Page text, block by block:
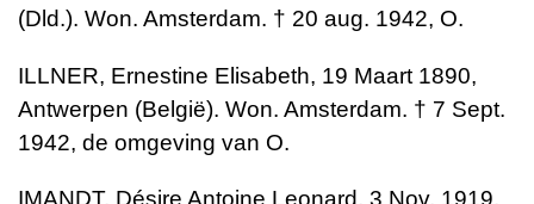
(Dld.). Won. Amsterdam. † 20 aug. 1942, O.
ILLNER, Ernestine Elisabeth, 19 Maart 1890,
Antwerpen (België). Won. Amsterdam. † 7 Sept.
1942, de omgeving van O.
IMANDT, Désire Antoine Leonard, 3 Nov. 1919,